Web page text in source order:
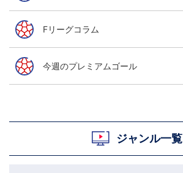
Fリーグコラム
今週のプレミアムゴール
ジャンル一覧